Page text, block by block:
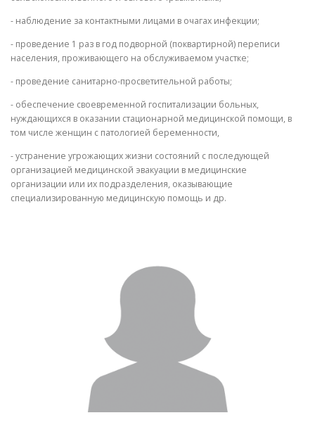
- наблюдение за контактными лицами в очагах инфекции;
- проведение 1 раз в год подворной (поквартирной) переписи
населения, проживающего на обслуживаемом участке;
- проведение санитарно-просветительной работы;
- обеспечение своевременной госпитализации больных,
нуждающихся в оказании стационарной медицинской помощи, в
том числе женщин с патологией беременности,
- устранение угрожающих жизни состояний с последующей
организацией медицинской эвакуации в медицинские
организации или их подразделения, оказывающие
специализированную медицинскую помощь и др.